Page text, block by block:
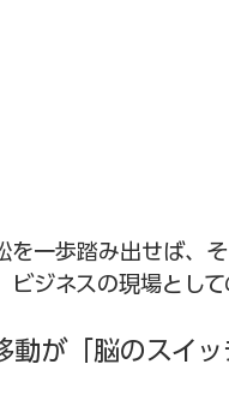
を一歩踏み出せば、
ビジネスの現場として
動が「脳のスイッ